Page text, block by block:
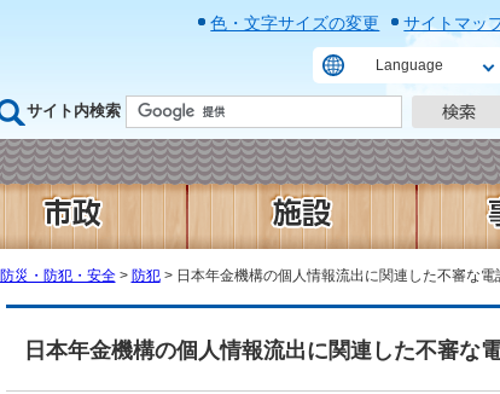
色・文字サイズの変更 サイトマッ
Language
サイト内検索
防災・防犯・安全> 防犯> 日本年金機構の個人情報流出に関連した不審な電
日本年金機構の個人情報流出に関連した不審な